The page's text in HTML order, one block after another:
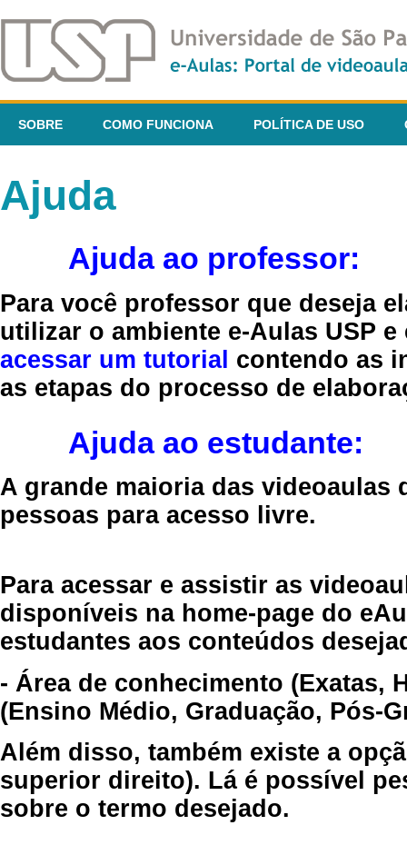
SOBRE COMO FUNCIONA POLÍTICA DE USO
Ajuda
Ajuda ao professor:
Para você professor que deseja
utilizar o ambiente e-Aulas USP
acessar um tutorial contendo as
as etapas do processo de
Ajuda ao estudante:
A grande maioria das videoaulas
pessoas para acesso livre.
Para acessar e assistir as
disponíveis na home-page do
estudantes aos conteúdos
- Área de conhecimento (Exatas,
(Ensino Médio, Graduação, Pós-
Além disso, também existe a
superior direito). Lá é possível
sobre o termo desejado.